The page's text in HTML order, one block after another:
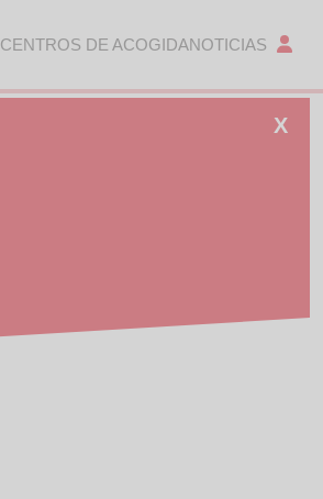
CENTROS DE ACOGIDANOTICIAS
X